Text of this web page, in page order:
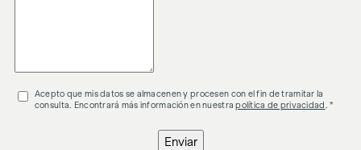
Acepto que mis datos se almacenen y procesen con el fin de tramitar la
consulta. Encontrará más información en nuestrapolítica de privacidad . *
Enviar